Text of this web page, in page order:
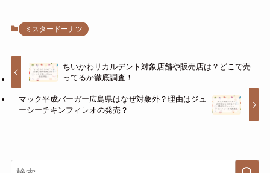
ミスタードーナツ
ちいかわリカルデント対象店舗や販売店は？どこで売
ってるか徹底調査！
マック平成バーガー広島県はなぜ対象外？理由はジュ
ーシーチキンフィレオの発売？